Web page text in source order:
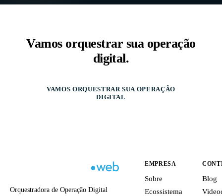
Vamos orquestrar sua operação
digital.
VAMOS ORQUESTRAR SUA OPERAÇÃO
DIGITAL
Orquestradora de Operação Digital
EMPRESA
Sobre
Ecossistema
Blog